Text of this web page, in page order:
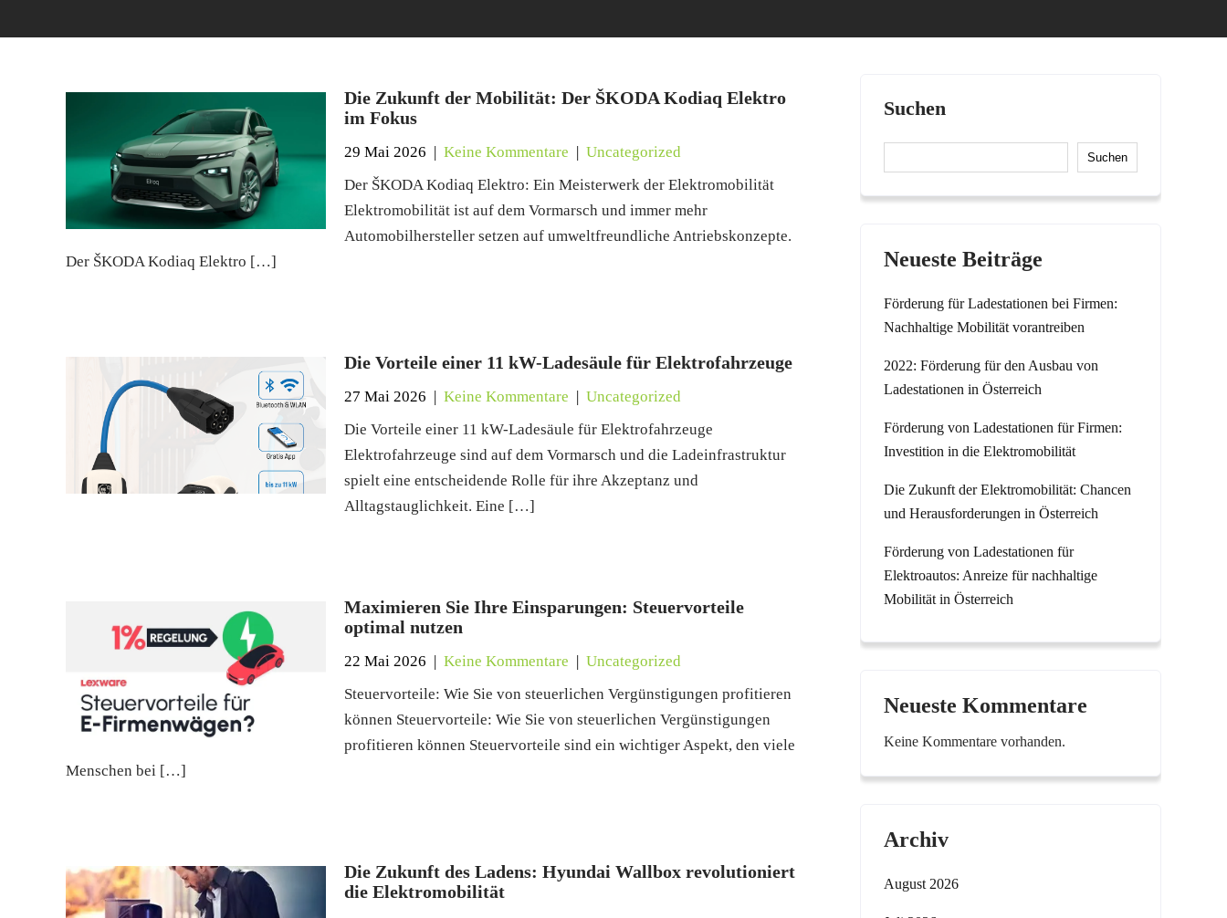
Die Zukunft der Mobilität: Der ŠKODA Kodiaq Elektro
im Fokus
29 Mai 2026 |Keine Kommentare |Uncategorized
Der ŠKODA Kodiaq Elektro: Ein Meisterwerk der Elektromobilität
Elektromobilität ist auf dem Vormarsch und immer mehr
Automobilhersteller setzen auf umweltfreundliche Antriebskonzepte.
Der ŠKODA Kodiaq Elektro […]
Die Vorteile einer 11 kW-Ladesäule für Elektrofahrzeuge
27 Mai 2026 |Keine Kommentare |Uncategorized
Die Vorteile einer 11 kW-Ladesäule für Elektrofahrzeuge
Elektrofahrzeuge sind auf dem Vormarsch und die Ladeinfrastruktur
spielt eine entscheidende Rolle für ihre Akzeptanz und
Alltagstauglichkeit. Eine […]
Maximieren Sie Ihre Einsparungen: Steuervorteile
optimal nutzen
22 Mai 2026 |Keine Kommentare |Uncategorized
Steuervorteile: Wie Sie von steuerlichen Vergünstigungen profitieren
können Steuervorteile: Wie Sie von steuerlichen Vergünstigungen
profitieren können Steuervorteile sind ein wichtiger Aspekt, den viele
Menschen bei […]
Die Zukunft des Ladens: Hyundai Wallbox revolutioniert
die Elektromobilität
Suchen
Suchen
Neueste Beiträge
Förderung für Ladestationen bei Firmen:
Nachhaltige Mobilität vorantreiben
2022: Förderung für den Ausbau von
Ladestationen in Österreich
Förderung von Ladestationen für Firmen:
Investition in die Elektromobilität
Die Zukunft der Elektromobilität: Chancen
und Herausforderungen in Österreich
Förderung von Ladestationen für
Elektroautos: Anreize für nachhaltige
Mobilität in Österreich
Neueste Kommentare
Keine Kommentare vorhanden.
Archiv
August 2026